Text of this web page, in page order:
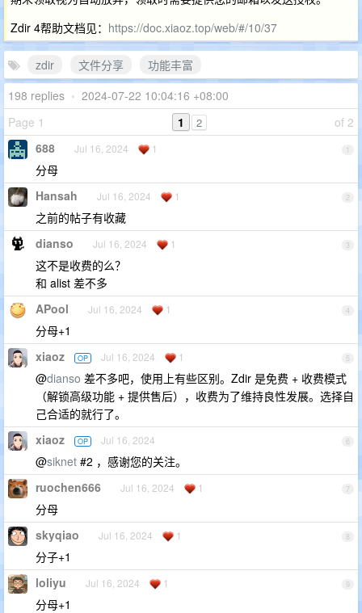
Zdir 4帮助文档见： https://doc.xiaoz.top/web/#/10/37
zdir 文件分享
功能丰富
198 replies • 2024-07-22 10:04:16 +08:00
Page 1
of 2
1 2
1
688 Jul 16, 2024 1
分母
2
Hansah Jul 16, 2024 1
之前的帖子有收藏
3
dianso Jul 16, 2024 1
这不是收费的么？
和 alist 差不多
4
APool Jul 16, 2024 1
分母+1
5
xiaoz OP Jul 16, 2024 1
@dianso 差不多吧，使用上有些区别。Zdir 是免费 + 收费模式
（解锁高级功能 + 提供售后），收费为了维持良性发展。选择自
己合适的就行了。
6
xiaoz OP Jul 16, 2024
@siknet #2 ，感谢您的关注。
7
ruochen666 Jul 16, 2024 1
分母
8
skyqiao Jul 16, 2024 1
分子+1
9
loliyu Jul 16, 2024 1
分母+1